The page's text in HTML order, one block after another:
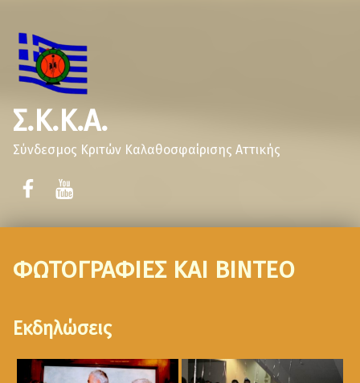
Σ.Κ.Κ.Α.
Σύνδεσμος Κριτών Καλαθοσφαίρισης Αττικής
ΦΩΤΟΓΡΑΦΙΕΣ ΚΑΙ ΒΙΝΤΕΟ
Εκδηλώσεις